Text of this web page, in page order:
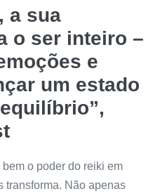
a sua
o ser inteiro –
e
um estado
o poder do reiki em
transforma. Não apenas